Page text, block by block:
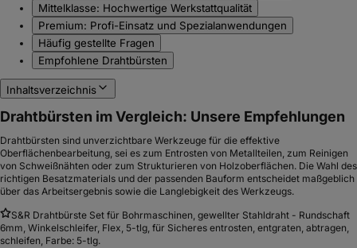
Mittelklasse: Hochwertige Werkstattqualität
Premium: Profi-Einsatz und Spezialanwendungen
Häufig gestellte Fragen
Empfohlene Drahtbürsten
Inhaltsverzeichnis
Drahtbürsten im Vergleich: Unsere Empfehlungen
Drahtbürsten sind unverzichtbare Werkzeuge für die effektive
Oberflächenbearbeitung, sei es zum Entrosten von Metallteilen, zum Reinigen
von Schweißnähten oder zum Strukturieren von Holzoberflächen. Die Wahl des
richtigen Besatzmaterials und der passenden Bauform entscheidet maßgeblich
über das Arbeitsergebnis sowie die Langlebigkeit des Werkzeugs.
S&R Drahtbürste Set für Bohrmaschinen, gewellter Stahldraht - Rundschaft
6mm, Winkelschleifer, Flex, 5-tlg, für Sicheres entrosten, entgraten, abtragen,
schleifen, Farbe: 5-tlg.